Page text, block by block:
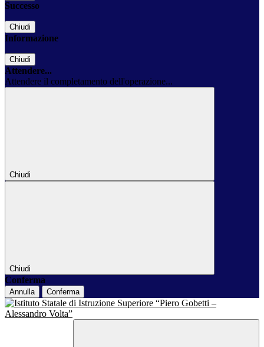
Successo
Chiudi
Informazione
Chiudi
Attendere...
Attendere il completamento dell'operazione...
Chiudi
Chiudi
Conferma
Annulla Conferma